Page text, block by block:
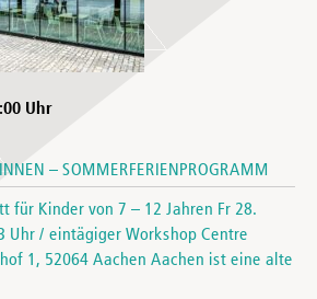
Uhr
– SOMMERFERIENPROGRAMM
für Kinder von 7 – 12 Jahren Fr 28.
Uhr / eintägiger Workshop Centre
1, 52064 Aachen Aachen ist eine alte